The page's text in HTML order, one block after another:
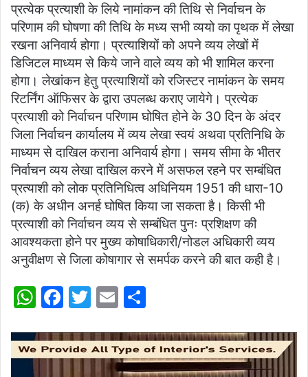
प्रत्येक प्रत्याशी के लिये नामांकन की तिथि से निर्वाचन के
परिणाम की घोषणा की तिथि के मध्य सभी व्ययो का पृथक में लेखा
रखना अनिवार्य होगा। प्रत्याशियों को अपने व्यय लेखों में
डिजिटल माध्यम से किये जाने वाले व्यय को भी शामिल करना
होगा। लेखांकन हेतु प्रत्याशियों को रजिस्टर नामांकन के समय
रिटर्निंग ऑफिसर के द्वारा उपलब्ध कराए जायेगे। प्रत्येक
प्रत्याशी को निर्वाचन परिणाम घोषित होने के 30 दिन के अंदर
जिला निर्वाचन कार्यालय में व्यय लेखा स्वयं अथवा प्रतिनिधि के
माध्यम से दाखिल कराना अनिवार्य होगा। समय सीमा के भीतर
निर्वाचन व्यय लेखा दाखिल करने में असफल रहने पर सम्बंधित
प्रत्याशी को लोक प्रतिनिधित्व अधिनियम 1951 की धारा-10
(क) के अधीन अनर्ह घोषित किया जा सकता है। किसी भी
प्रत्याशी को निर्वाचन व्यय से सम्बंधित पुनः प्रशिक्षण की
आवश्यकता होने पर मुख्य कोषाधिकारी/नोडल अधिकारी व्यय
अनुवीक्षण से जिला कोषागार से समर्पक करने की बात कही है।
W
at
s
F
c
e
T
itt
er
E
ai
l
ar
e